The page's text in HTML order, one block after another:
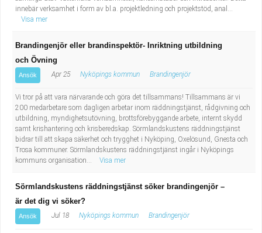
Transport
Sjuksköterska, grundutbildad
Undersköterska, vård- o specialavd. o mottagning
Bibliotekarie
Administrativ assistent
Lärare i gymnasiet
innebär verksamhet i form av bl.a. projektledning och projektstöd, anal...
Visa mer
Brandingenjör eller brandinspektör- Inriktning utbildning
och Övning
Ansök Apr 25 Nyköpings kommun Brandingenjör
Vi tror på att vara närvarande och göra det tillsammans! Tillsammans är vi
200 medarbetare som dagligen arbetar inom räddningstjänst, rådgivning och
utbildning, myndighetsutövning, brottsförebyggande arbete, internt skydd
samt krishantering och krisberedskap. Sörmlandskustens räddningstjänst
bidrar till att skapa säkerhet och trygghet i Nyköping, Oxelösund, Gnesta och
Trosa kommuner. Sörmlandskustens räddningstjänst ingår i Nyköpings
kommuns organisation...
Visa mer
Sörmlandskustens räddningstjänst söker brandingenjör –
är det dig vi söker?
Ansök Jul 18 Nyköpings kommun Brandingenjör